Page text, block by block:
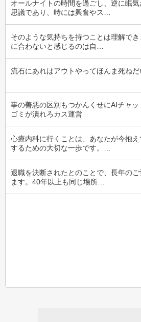
オールナイトの時間を過ごし、逆に眠
思議であり、時には興奮やス…
そのような気持ちを持つことは理解で
に合わないと感じるのは自…
流石にあれはアウトやってほんま死ねだ
事の善悪の区別もつかんくせにAIチャ
ゴミが潰れろカス運営
心療内科に行くことは、あなたが今抱
するための大切な一歩です。…
退職を決断されたとのことで、長年の
ます。40年以上も同じ場所…